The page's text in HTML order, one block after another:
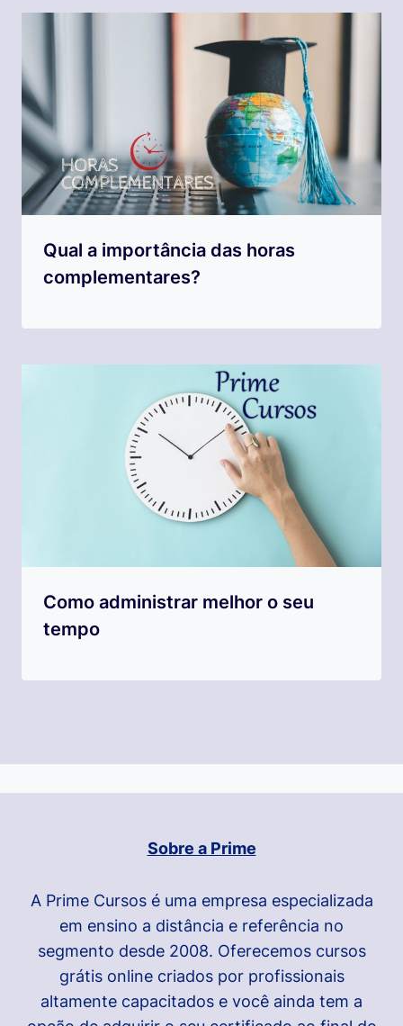
Qual a importância das horas
complementares?
Como administrar melhor o seu
tempo
Sobre a Prime
A Prime Cursos é uma empresa especializada
em ensino a distância e referência no
segmento desde 2008. Oferecemos cursos
grátis online criados por profissionais
altamente capacitados e você ainda tem a